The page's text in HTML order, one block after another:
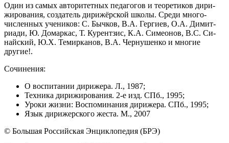
Один из са­мых ав­то­ри­тет­ных пе­да­го­гов и тео­ре­ти­ков ди­ри­
жи­ро­ва­ния, соз­да­тель ди­ри­жёр­ской шко­лы. Сре­ди мно­го­
численных уче­ни­ков: С. Быч­ков, В.А. Гер­ги­ев, О.А. Ди­мит­
риа­ди, Ю. До­мар­кас, Т. Ку­рен­тзис, К.А. Си­ме­о­нов, В.С. Си­
най­ский, Ю.Х. Те­мир­ка­нов, В.А. Чер­ну­шен­ко и многие
другие!.
Сочинения:
О вос­пи­та­нии ди­ри­же­ра. Л., 1987;
Тех­ни­ка ди­ри­жи­ро­ва­ния. 2-е изд. СПб., 1995;
Уро­ки жиз­ни: Вос­по­ми­на­ния ди­ри­же­ра. СПб., 1995;
Язык ди­ри­жер­ско­го жес­та. М., 2007
© Большая Российская Энциклопедия (БРЭ)